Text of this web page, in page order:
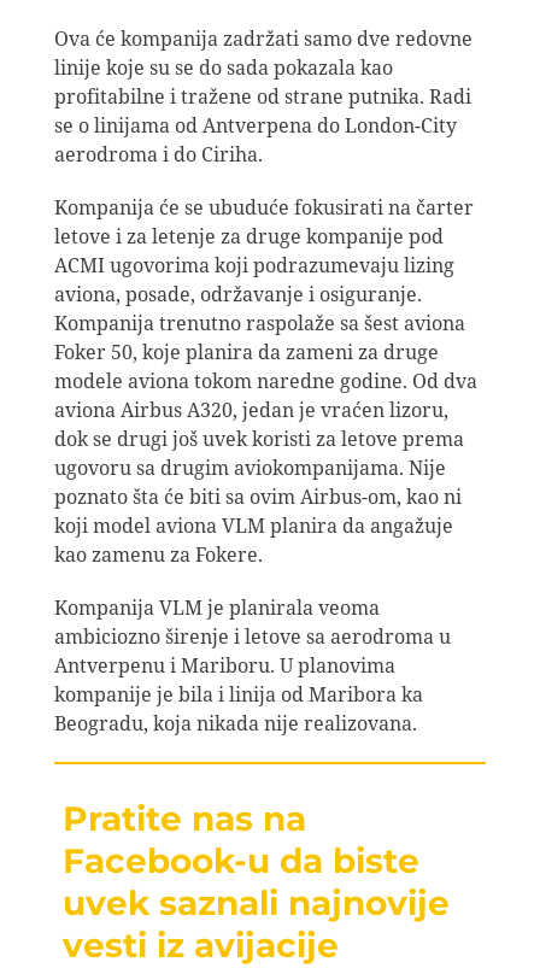
Ova će kompanija zadržati samo dve redovne
linije koje su se do sada pokazala kao
profitabilne i tražene od strane putnika. Radi
se o linijama od Antverpena do London-City
aerodroma i do Ciriha.
Kompanija će se ubuduće fokusirati na čarter
letove i za letenje za druge kompanije pod
ACMI ugovorima koji podrazumevaju lizing
aviona, posade, održavanje i osiguranje.
Kompanija trenutno raspolaže sa šest aviona
Foker 50, koje planira da zameni za druge
modele aviona tokom naredne godine. Od dva
aviona Airbus A320, jedan je vraćen lizoru,
dok se drugi još uvek koristi za letove prema
ugovoru sa drugim aviokompanijama. Nije
poznato šta će biti sa ovim Airbus-om, kao ni
koji model aviona VLM planira da angažuje
kao zamenu za Fokere.
Kompanija VLM je planirala veoma
ambiciozno širenje i letove sa aerodroma u
Antverpenu i Mariboru. U planovima
kompanije je bila i linija od Maribora ka
Beogradu, koja nikada nije realizovana.
Pratite nas na
Facebook-u da biste
uvek saznali najnovije
vesti iz avijacije